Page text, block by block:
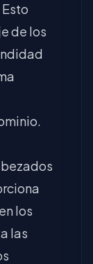
de los
los
las